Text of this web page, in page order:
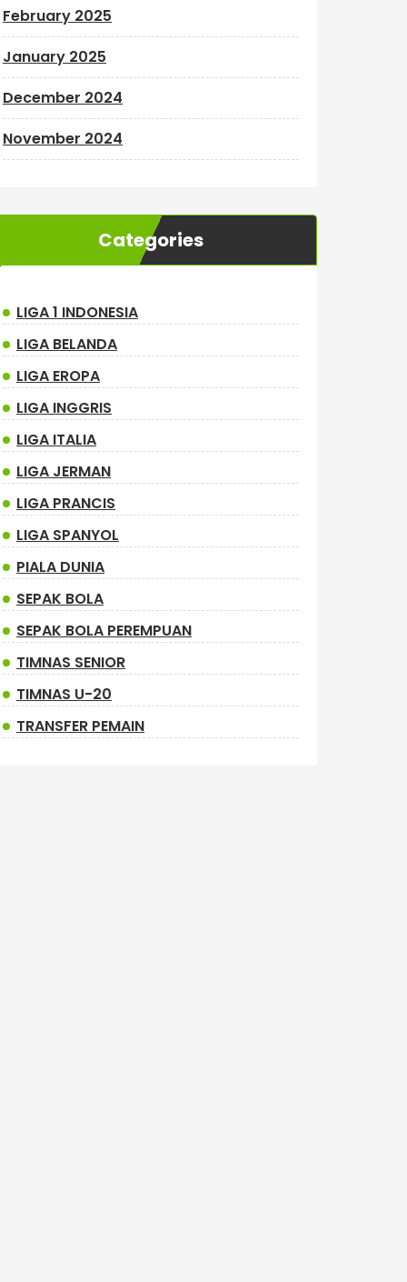
February 2025
January 2025
December 2024
November 2024
Categories
LIGA 1 INDONESIA
LIGA BELANDA
LIGA EROPA
LIGA INGGRIS
LIGA ITALIA
LIGA JERMAN
LIGA PRANCIS
LIGA SPANYOL
PIALA DUNIA
SEPAK BOLA
SEPAK BOLA PEREMPUAN
TIMNAS SENIOR
TIMNAS U-20
TRANSFER PEMAIN